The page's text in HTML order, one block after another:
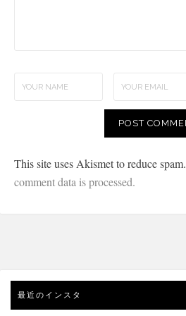
This site uses Akismet to reduce spam.
comment data is processed.
最近のインスタ